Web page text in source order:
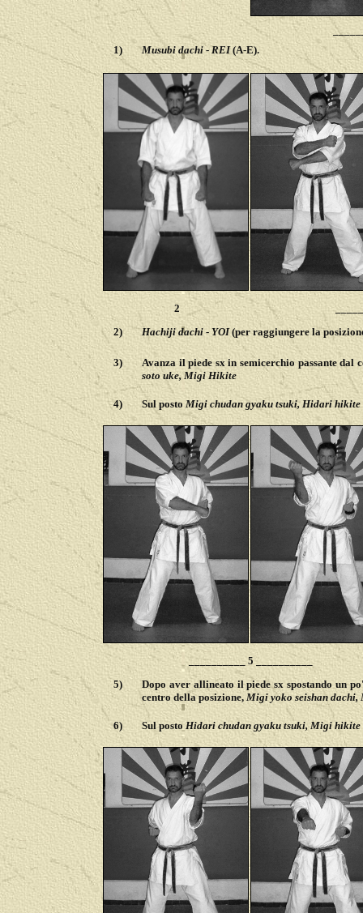
1)
Musubi dachi-REI(A-E).
2
2)
Hachiji dachi - YOI(per raggiungere la
3)
Avanza il piede sx in semicerchio passante dal
soto uke, Migi Hikite
4) Sul postoMigi chudan gyaku tsuki, Hidari hikite
__________ 5 __________
5)
Dopo aver allineato il piede sx spostando un
centro della posizione, Migi yoko seishan
6) Sul postoHidari chudan gyaku tsuki, Migi hikite